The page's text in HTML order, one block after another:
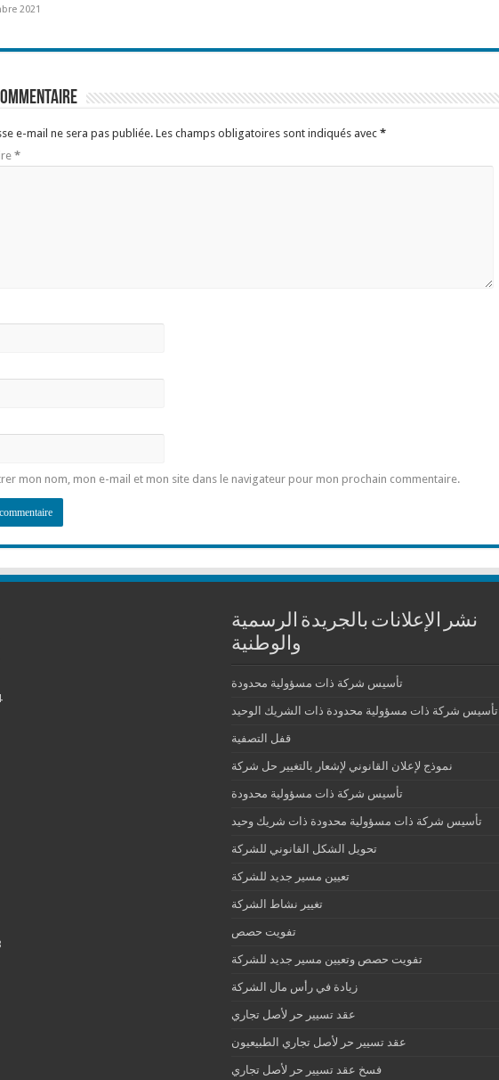
2021
e-mail ne sera pas publiée. Les champs obligatoires sont indiqués avec *
*
mon nom, mon e-mail et mon site dans le navigateur pour mon prochain commentaire.
نشر الإعلانات بالجريدة الرسمية
والوطنية
تأسيس شركة ذات مسؤولية محدودة
تأسيس شركة ذات مسؤولية محدودة ذات الشريك الوحيد
قفل التصفية
نموذج لإعلان القانوني لإشعار بالتغيير حل شركة
تأسيس شركة ذات مسؤولية محدودة
تأسيس شركة ذات مسؤولية محدودة ذات شريك وحيد
تحويل الشكل القانوني للشركة
تعيين مسير جديد للشركة
تغيير نشاط الشركة
تفويت حصص
تفويت حصص وتعيين مسير جديد للشركة
زيادة في رأس مال الشركة
عقد تسيير حر لأصل تجاري
عقد تسيير حر لأصل تجاري الطبيعيون
فسخ عقد تسيير حر لأصل تجاري